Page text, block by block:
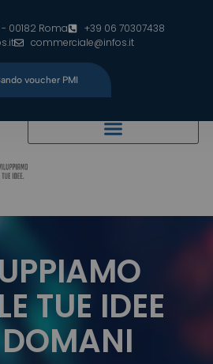
00182 Roma
+39 06 70307438
commerciale@infos.it
voucher PMI
TUE IDEE
DOMANI